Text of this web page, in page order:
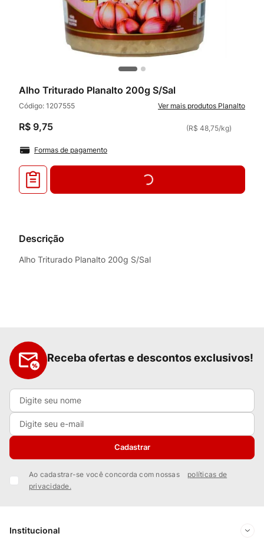
Alho Triturado Planalto 200g S/Sal
Código: 1207555 Planalto
R$ 9,75 (R$ 48,75/kg)
Formas de pagamento
Descrição
Alho Triturado Planalto 200g S/Sal
Receba ofertas e descontos exclusivos!
Cadastrar
Ao cadastrar-se você concorda com nossas
políticas de
privacidade.
Institucional